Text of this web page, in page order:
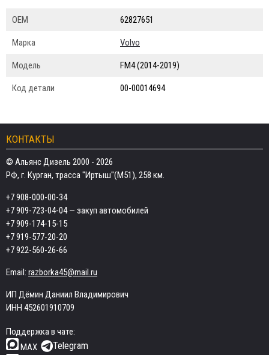
ОЕМ 62827651
Марка Volvo
Модель FM4 (2014-2019)
Код детали 00-00014694
КОНТАКТЫ
© Альянс Дизель 2000 - 2026
РФ, г. Курган, трасса "Иртыш"(М51), 258 км.
+7 908-000-00-34
+7 909-723-04-04— закуп автомобилей
+7 909-174-15-15
+7 919-577-20-20
+7 922-560-26-66
Email: razborka45@mail.ru
ИП Дёмин Даниил Владимирович
ИНН 452601910709
Поддержка в чате:
MAX
Telegram